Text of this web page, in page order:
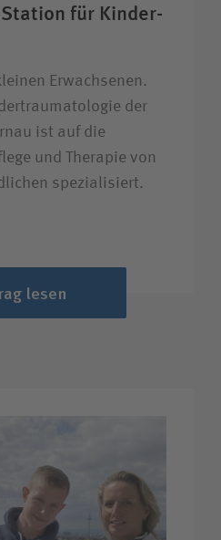
Station für Kinder­
Erwachsenen.
der
ist auf die
und Therapie von
spezialisiert.
lesen